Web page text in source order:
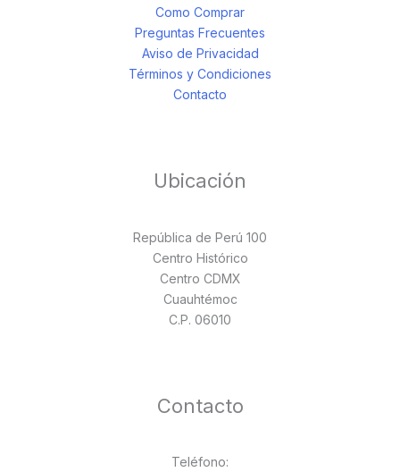
Como Comprar
Preguntas Frecuentes
Aviso de Privacidad
Términos y Condiciones
Contacto
Ubicación
República de Perú 100
Centro Histórico
Centro CDMX
Cuauhtémoc
C.P. 06010
Contacto
Teléfono: